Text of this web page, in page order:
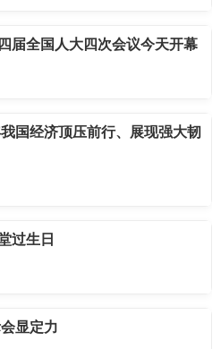
届全国人大四次会议今天开幕
国经济顶压前行、展现强大韧
过生日
显定力